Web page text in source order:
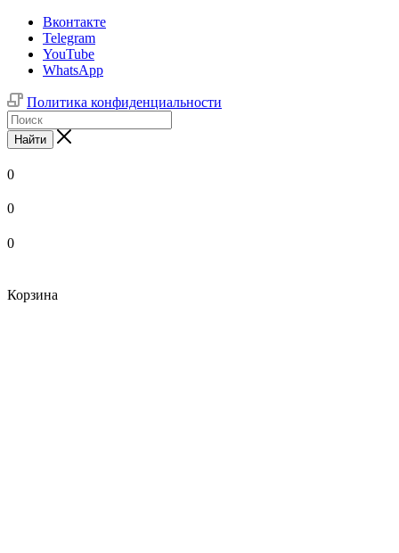
Вконтакте
Telegram
YouTube
WhatsApp
Политика конфиденциальности
Найти
0
0
0
Корзина